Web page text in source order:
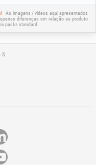
As imagens / vídeos aqui apresentados
diferenças em relação ao produto
packs standard.
&